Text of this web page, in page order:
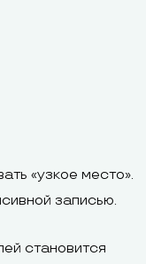
«узкое место».
записью.
становится